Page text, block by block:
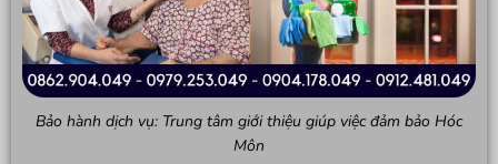
Bảo hành dịch vụ: Trung tâm giới thiệu giúp việc đảm bảo Hóc
Môn